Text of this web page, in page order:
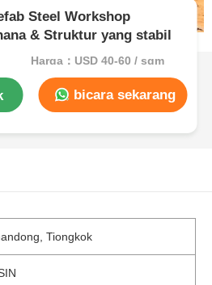
Steel Workshop
& Struktur yang stabil
Harga：USD 40-60 / sqm
bicara sekarang
Tiongkok